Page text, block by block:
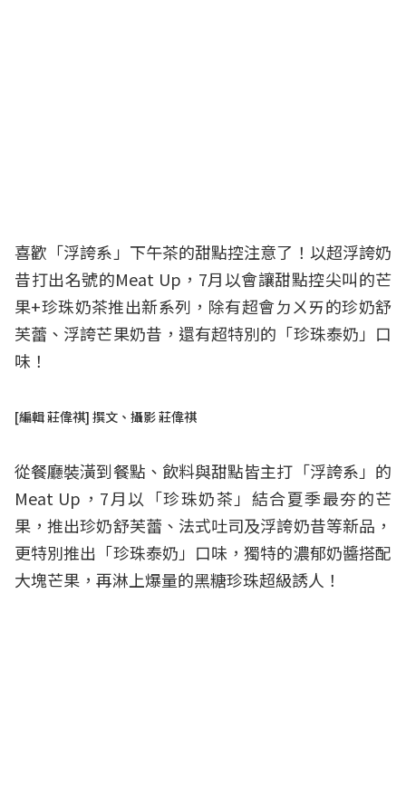
喜歡「浮誇系」下午茶的甜點控注意了！以超浮誇奶
昔打出名號的Meat Up，7月以會讓甜點控尖叫的芒
果+珍珠奶茶推出新系列，除有超會ㄉㄨㄞ的珍奶舒
芙蕾、浮誇芒果奶昔，還有超特別的「珍珠泰奶」口
味！
[編輯 莊偉祺] 撰文、攝影 莊偉祺
從餐廳裝潢到餐點、飲料與甜點皆主打「浮誇系」的
Meat Up，7月以「珍珠奶茶」結合夏季最夯的芒
果，推出珍奶舒芙蕾、法式吐司及浮誇奶昔等新品，
更特別推出「珍珠泰奶」口味，獨特的濃郁奶醬搭配
大塊芒果，再淋上爆量的黑糖珍珠超級誘人！